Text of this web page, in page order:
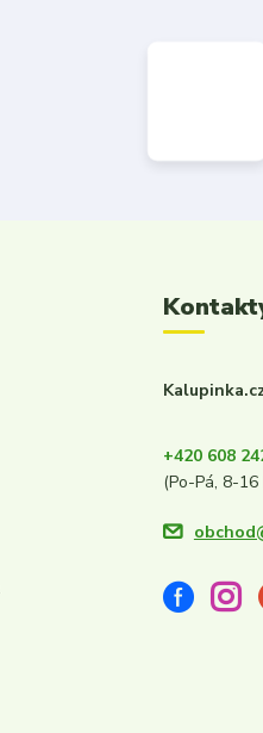
+420 608
(Po-Pá, 8-16